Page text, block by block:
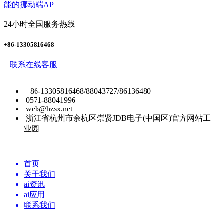
能的挪动端AP
24小时全国服务热线
+86-13305816468
联系在线客服
+86-13305816468/88043727/86136480
0571-88041996
web@hzsx.net
浙江省杭州市余杭区崇贤JDB电子(中国区)官方网站工
业园
首页
关于我们
ai资讯
ai应用
联系我们